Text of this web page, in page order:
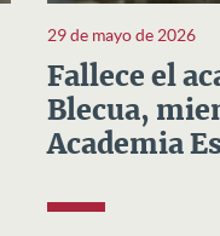
29 de mayo de 2026
Fallece el
Blecua,
Academia